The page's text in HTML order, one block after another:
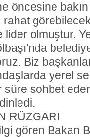
öncesine
rahat
lider olmuştur.
Biz
yerel
süre sohbet
RÜZGARI
gören Bakan